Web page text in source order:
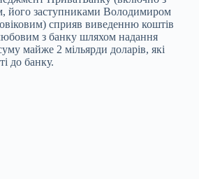
його заступниками Володимиром
сприяв виведенню коштів
з банку шляхом надання
майже 2 мільярди доларів, які
до банку.